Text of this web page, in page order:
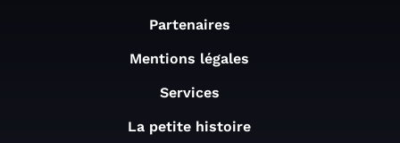
Partenaires
Mentions légales
Services
La petite histoire